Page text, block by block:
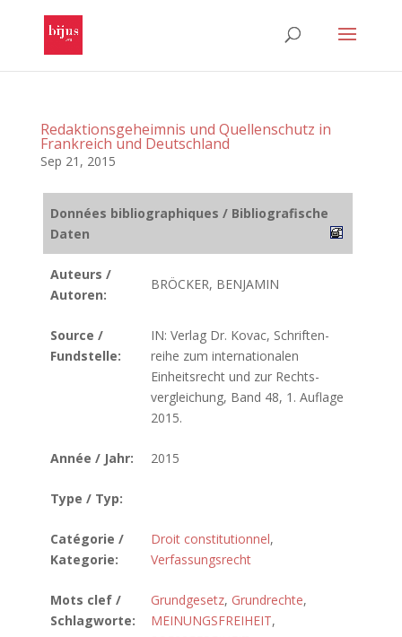
Redaktions­geheimnis und Quellenschutz in
Frankreich und Deutschland
Sep 21, 2015
Données bibliographiques / Bibliografische
Daten
Auteurs /
Autoren:
BRÖCKER, BENJAMIN
Source /
Fundstelle:
IN: Verlag Dr. Kovac, Schriften­
reihe zum inter­natio­nalen
Einheits­recht und zur Rechts­
verglei­chung, Band 48, 1. Auflage
2015.
Année / Jahr: 2015
Type / Typ:
Catégorie /
Kategorie:
Droit constitutionnel,
Verfassungsrecht
Mots clef /
Schlagworte:
Grundgesetz, Grundrechte,
MEINUNGSFREIHEIT,